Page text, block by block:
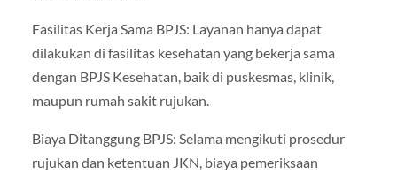
Fasilitas Kerja Sama BPJS: Layanan hanya dapat
dilakukan di fasilitas kesehatan yang bekerja sama
dengan BPJS Kesehatan, baik di puskesmas, klinik,
maupun rumah sakit rujukan.
Biaya Ditanggung BPJS: Selama mengikuti prosedur
rujukan dan ketentuan JKN, biaya pemeriksaan